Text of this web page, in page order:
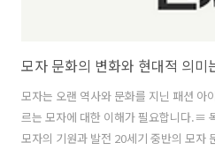
모자 문화의 변화와 현대적 의미
모자는 오랜 역사와 문화를 지닌 패션 아
르는 모자에 대한 이해가 필요합니다.≡
모자의 기원과 발전 20세기 중반의 모자